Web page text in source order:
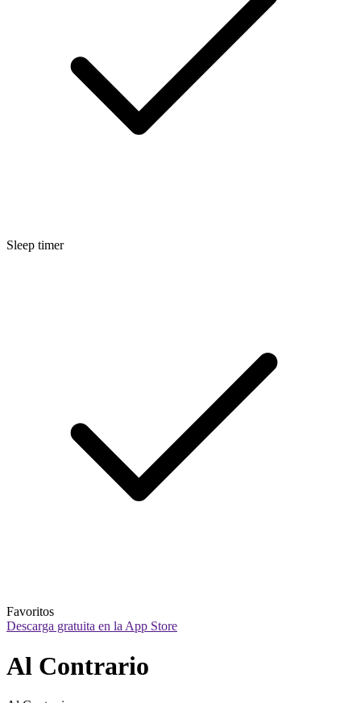
Sleep timer
Favoritos
Descarga gratuita en la App Store
Al Contrario